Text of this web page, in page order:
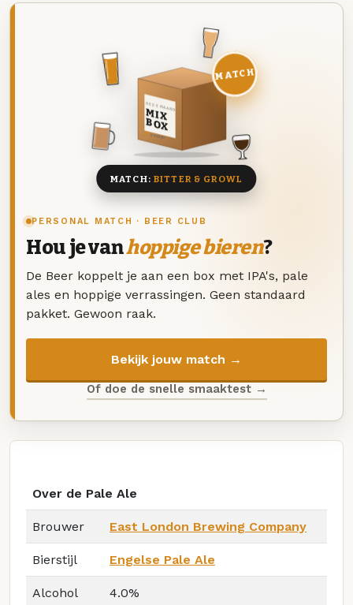
PERSONAL MATCH · BEER CLUB
Hou je vanhoppige bieren?
De Beer koppelt je aan een box met IPA's, pale
ales en hoppige verrassingen. Geen standaard
pakket. Gewoon raak.
Bekijk jouw match →
Of doe de snelle smaaktest →
DEZE MAAND
MIX
BOX
8 BIEREN
MATCH
MATCH: BITTER & GROWL
Over de Pale Ale
Brouwer East London Brewing Company
Bierstijl Engelse Pale Ale
Alcohol 4.0%